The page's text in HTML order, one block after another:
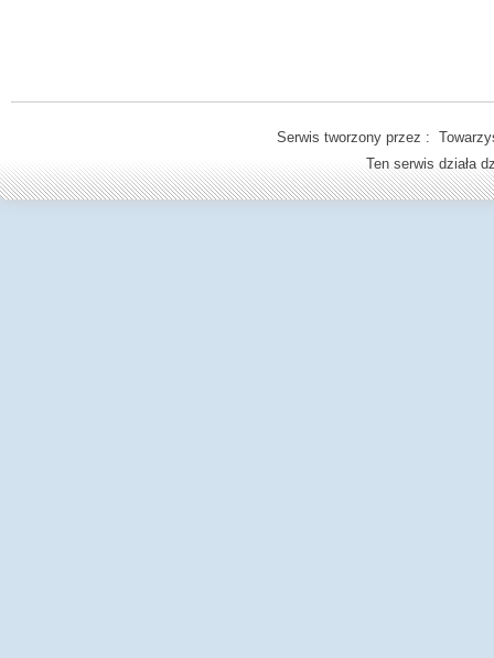
Serwis tworzony przez :
Ten serwis działa